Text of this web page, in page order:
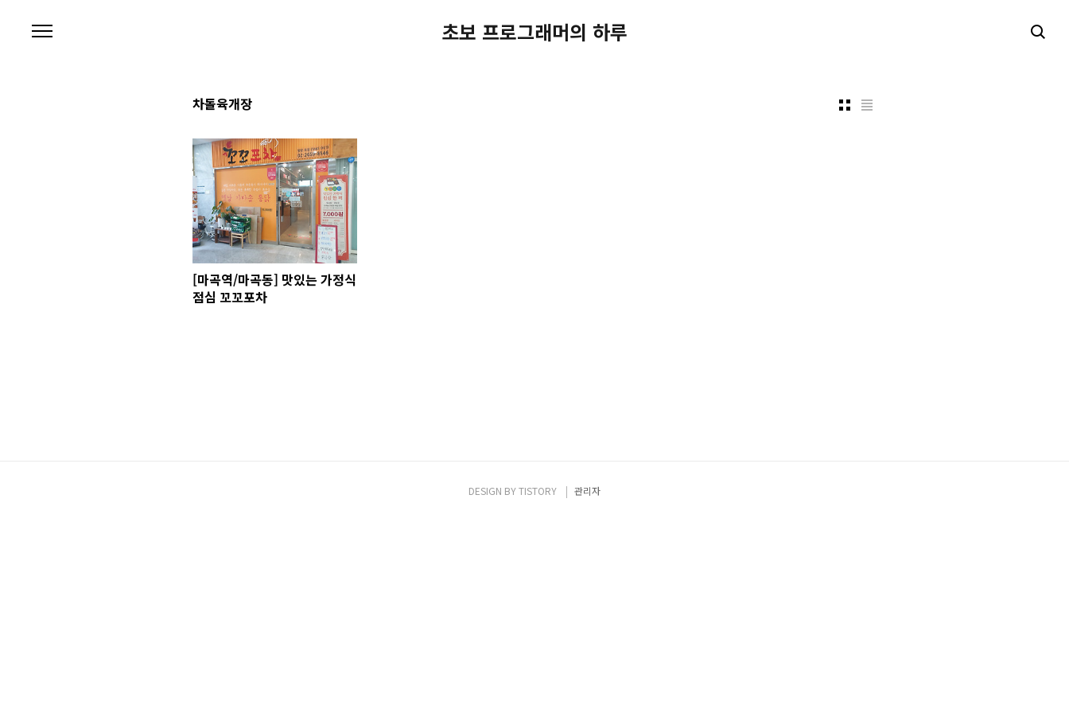
초보 프로그래머의 하루
차돌육개장
[마곡역/마곡동] 맛있는 가정식
점심 꼬꼬포차
DESIGN BYTISTORY 관리자